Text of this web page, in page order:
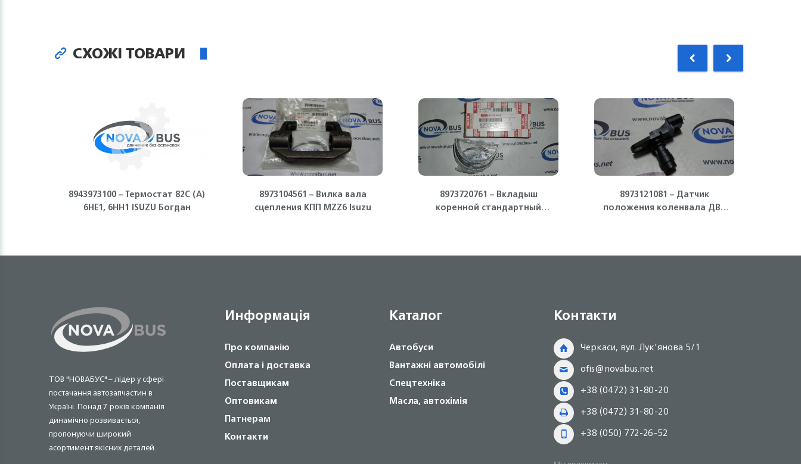
СХОЖІ ТОВАРИ
8943973100 – Термостат 82С (А)
6НЕ1, 6НН1 ISUZU Богдан
8973104561 – Вилка вала
сцепления КПП MZZ6 Isuzu
8973720761 – Вкладыш
коренной стандартный
8973121081 – Датчик
положения коленвала ДВС
ТОВ "НОВАБУС" – лідер у сфері
постачання автозапчастин в
Україні. Понад 7 років компанія
динамічно розвивається,
пропонуючи широкий
асортимент якісних деталей.
Информація
Про компанію
Оплата і доставка
Поставщикам
Оптовикам
Патнерам
Контакти
Каталог
Автобуси
Вантажні автомобілі
Спецтехніка
Масла, автохімія
Контакти
Черкаси, вул. Лук'янова 5/1
ofis@novabus.net
+38 (0472) 31-80-20
+38 (0472) 31-80-20
+38 (050) 772-26-52